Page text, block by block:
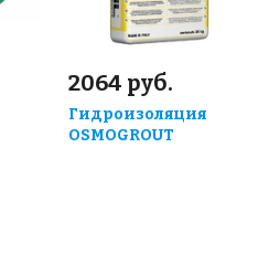
2064 руб.
Гидроизоляция
OSMOGROUT